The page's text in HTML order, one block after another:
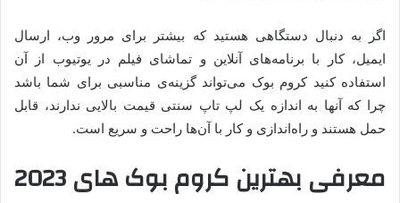
اگر به دنبال دستگاهی هستید که بیشتر برای مرور وب، ارسال
ایمیل، کار با برنامه‌های آنلاین و تماشای فیلم در یوتیوب از آن
استفاده کنید کروم بوک می‌تواند گزینه‌ی مناسبی برای شما باشد
چرا که آنها به اندازه یک لپ تاپ سنتی قیمت بالایی ندارند، قابل
حمل هستند و راه‌اندازی و کار با آن‌ها راحت و سریع است.
معرفی بهترین کروم بوک های 2023